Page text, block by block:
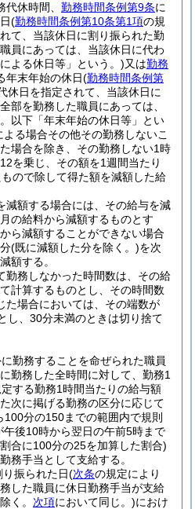
休時間、 勤務時間条例第9条に
(勤務時間条例第10条第1項の規
て、当該休日に割り振られた勤
員にあっては、当該休日に代わ
よる休日等」という。)又は勤務
年末年始の休日(勤務時間条例第
休日を指定されて、当該休日に
部を勤務した職員にあっては、
以下「年末年始の休日等」とい
る場合その他その勤務しないこ
場合を除き、その勤務しない1時
を乗じ、その額を1週間当たり
ので除して得た額を減額した給
減額する場合には、その給与を減
の給料から減額するものとす
ら減額することができない場合
(既に減額した分を除く。)を次
額する。
勤務しなかった時間数は、その給
計算するものとし、その時間数
た場合においては、その端数が
し、30分未満のときは切り捨て
勤務することを命ぜられた職員
勤務した全時間に対して、勤務1
定する勤務1時間当たりの給与額
次に掲げる勤務の区分に応じて
分の150までの範囲内で規則
午後10時から翌日の午前5時まで
合に100分の25を加算した割合)
務手当として支給する。
振られた日(次条の規定により
した職員に休日勤務手当が支給
く。 次項において同じ。)におけ